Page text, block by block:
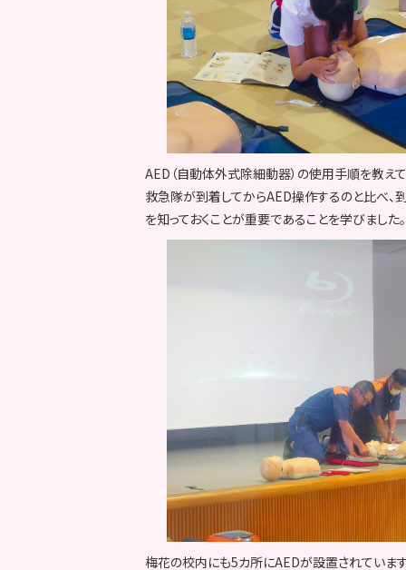
AED（自動体外式除細動器）の使用手順を教え
救急隊が到着してからAED操作するのと比べ、
を知っておくことが重要であることを学びました。
梅花の校内にも5カ所にAEDが設置されています